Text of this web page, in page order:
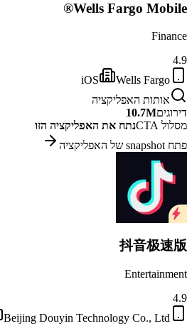
Wells Fargo Mobile®
Finance
4.9
iOS
Wells Fargo
אותות האפליקציה
דירוגים10.7M
מסלול CTA
נתח את האפליקציה הזו
פתח snapshot של האפליקציה
抖音极速版
Entertainment
4.9
Beijing Douyin Technology Co., Ltd.